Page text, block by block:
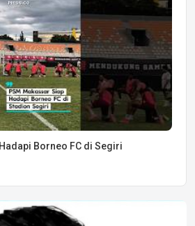
Borneo FC di Segiri